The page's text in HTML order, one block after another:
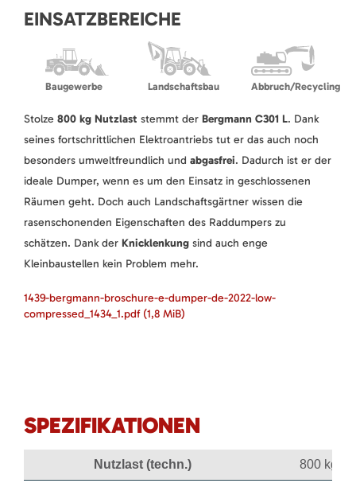
EINSATZBEREICHE
Baugewerbe Landschaftsbau Abbruch/Recycling
Stolze 800 kg Nutzlast stemmt der Bergmann C301 L. Dank
seines fortschrittlichen Elektroantriebs tut er das auch noch
besonders umweltfreundlich und abgasfrei. Dadurch ist er der
ideale Dumper, wenn es um den Einsatz in geschlossenen
Räumen geht. Doch auch Landschaftsgärtner wissen die
rasenschonenden Eigenschaften des Raddumpers zu
schätzen. Dank der Knicklenkung sind auch enge
Kleinbaustellen kein Problem mehr.
1439-bergmann-broschure-e-dumper-de-2022-low-
compressed_1434_1.pdf (1,8 MiB)
SPEZIFIKATIONEN
Nutzlast (techn.) 800 kg